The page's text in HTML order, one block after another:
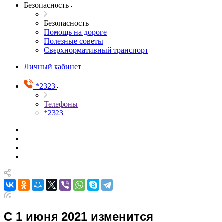
Безопасность
Безопасность
Помощь на дороге
Полезные советы
Сверхнормативный транспорт
Личный кабинет
*2323
Телефоны
*2323
С 1 июня 2021 изменится